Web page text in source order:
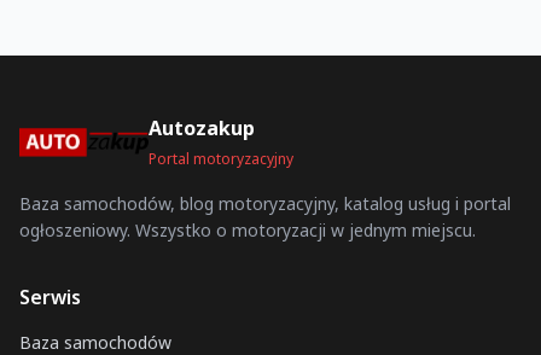
Autozakup
Portal motoryzacyjny
Baza samochodów, blog motoryzacyjny, katalog usług i portal
ogłoszeniowy. Wszystko o motoryzacji w jednym miejscu.
Serwis
Baza samochodów